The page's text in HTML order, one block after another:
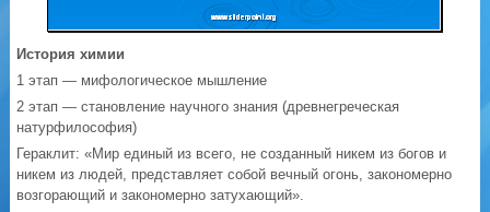
История химии
1 этап — мифологическое мышление
2 этап — становление научного знания (древнегреческая
натурфилософия)
Гераклит: «Мир единый из всего, не созданный никем из богов и
никем из людей, представляет собой вечный огонь, закономерно
возгорающий и закономерно затухающий».